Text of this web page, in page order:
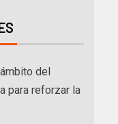
del
para reforzar la